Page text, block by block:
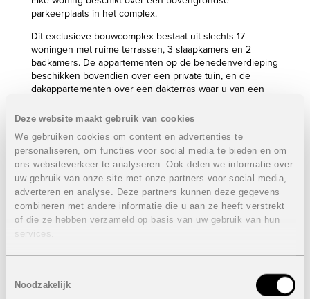
Deze website maakt gebruik van cookies
We gebruiken cookies om content en advertenties te
personaliseren, om functies voor social media te bieden en om
ons websiteverkeer te analyseren. Ook delen we informatie over
uw gebruik van onze site met onze partners voor social media,
adverteren en analyse. Deze partners kunnen deze gegevens
combineren met andere informatie die u aan ze heeft verstrekt
of die ze hebben verzameld op basis van uw gebruik van hun
services.
Noodzakelijk
parkeerplaats in het complex.
Dit exclusieve bouwcomplex bestaat uit slechts 17
woningen met ruime terrassen, 3 slaapkamers en 2
badkamers. De appartementen op de benedenverdieping
beschikken bovendien over een private tuin, en de
dakappartementen over een dakterras waar u van een
allemaal voorzien van een ruime woon- en eetkamer, een
berging.
Onze woningen beschikken over gemeubelde en
volledig ingerichte keukens met oven, vitrokeramische
kookplaat en dampkap, en badkamers met uitstekende,
keramische afwerking en kwaliteitskranen.
De appartementen liggen aan de noordoostelijke kust
Agulla. Deze kustomgeving werd door het parlement van
belang.
Deze kust staat bekend om haar prachtige